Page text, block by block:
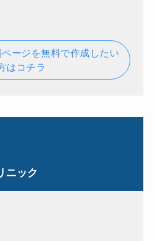
ージを無料で作成したい
はコチラ
ニック